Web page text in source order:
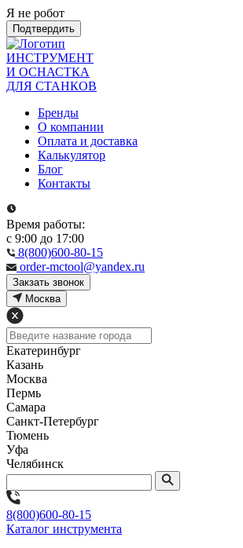
Я не робот
Подтвердить
ИНСТРУМЕНТ
И ОСНАСТКА
ДЛЯ СТАНКОВ
Бренды
О компании
Оплата и доставка
Калькулятор
Блог
Контакты
Время работы:
с 9:00 до 17:00
8(800)600-80-15
order-mctool@yandex.ru
Закзать звонок
Москва
Екатеринбург
Казань
Москва
Пермь
Самара
Санкт-Петербург
Тюмень
Уфа
Челябинск
8(800)600-80-15
Каталог инструмента